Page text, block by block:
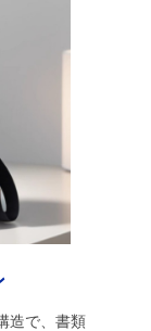
造で、書類